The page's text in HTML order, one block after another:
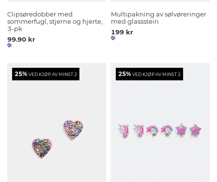
Clipsøredobber med
sommerfugl, stjerne og hjerte,
3-pk
99.90 kr
Multipakning av sølvøreringer
med glassstein
199 kr
25%VED KJØP AV MINST 2 25%VED KJØP AV MINST 2